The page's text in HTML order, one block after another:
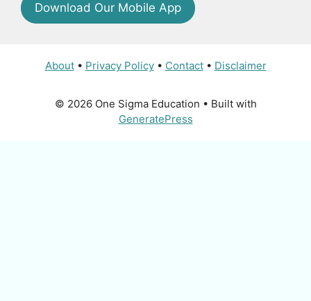
Download Our Mobile App
About• Privacy Policy• Contact• Disclaimer
© 2026 One Sigma Education • Built with
GeneratePress